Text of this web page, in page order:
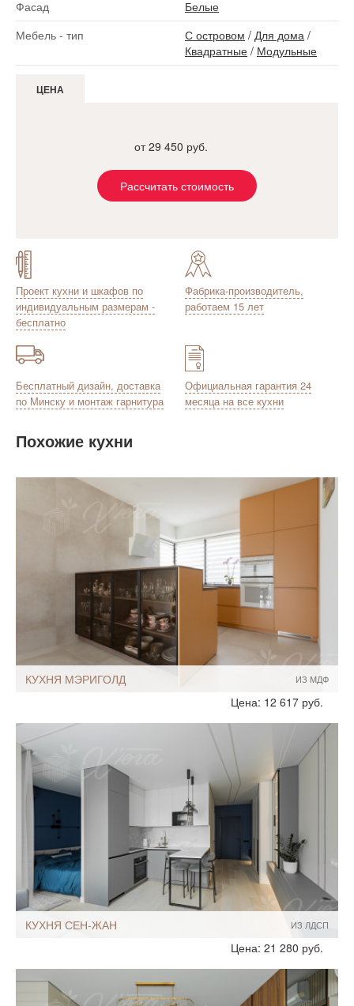
Фасад
Белые
Мебель - тип
С островом / Для дома /
Квадратные / Модульные
ЦЕНА
от 29 450 руб.
Рассчитать стоимость
Проект кухни и шкафов по
индивидуальным размерам -
бесплатно
Фабрика-производитель,
работаем 15 лет
Бесплатный дизайн, доставка
по Минску и монтаж гарнитура
Официальная гарантия 24
месяца на все кухни
Похожие кухни
ИЗ МДФ
КУХНЯ МЭРИГОЛД
Мебель - тип:
С барной стойкой
Для дома
Цена: 12 617 руб.
ИЗ ЛДСП
КУХНЯ СЕН-ЖАН
С островом
Цена: 21 280 руб.